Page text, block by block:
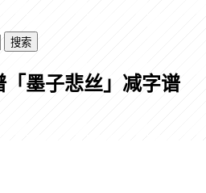
搜索
墨子悲丝」减字谱